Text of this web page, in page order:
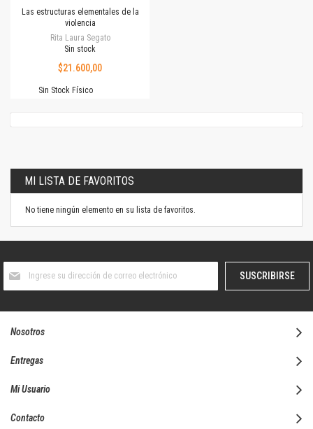
Las estructuras elementales de la
violencia
Rita Laura Segato
Sin stock
$21.600,00
Sin Stock Físico
MI LISTA DE FAVORITOS
No tiene ningún elemento en su lista de favoritos.
boletín
SUSCRIBIRSE
Nosotros
Entregas
Mi Usuario
Contacto